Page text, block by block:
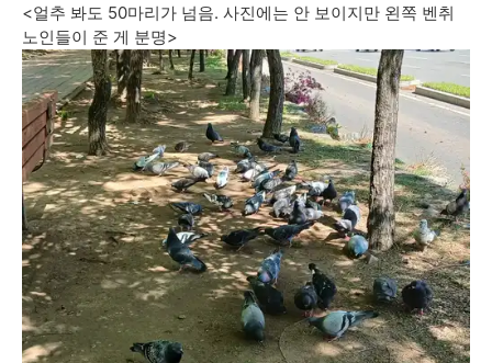
<얼추 봐도 50마리가 넘음. 사진에는 안 보이지만 왼쪽 벤취
노인들이 준 게 분명>